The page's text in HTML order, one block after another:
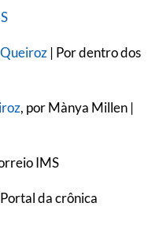
| Por dentro dos
, por Mànya Millen |
IMS
da crônica